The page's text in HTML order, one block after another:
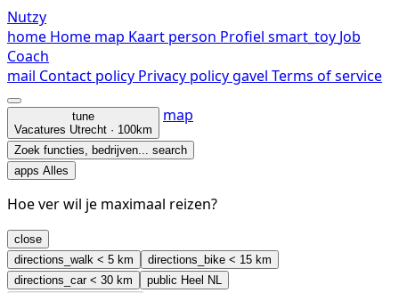
Nutzy
home Home map Kaart person Profiel smart_toy Job
Coach
mail Contact policy Privacy policygavel Terms of service
tune
Vacatures Utrecht · 100km
map
Zoek functies, bedrijven... search
apps Alles
Hoe ver wil je maximaal reizen?
close
directions_walk < 5 km directions_bike < 15 km
directions_car< 30 km public Heel NL